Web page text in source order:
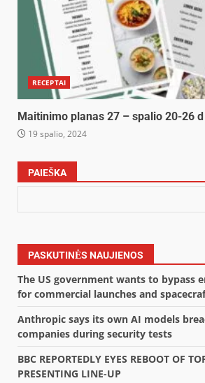
RECEPTAI
Maitinimo planas 27 – spalio 20-26 d
19 spalio, 2024
PAIEŠKA
PASKUTINĖS NAUJIENOS
The US government wants to bypass
for commercial launches and
Anthropic says its own AI models
companies during security tests
BBC REPORTEDLY EYES REBOOT OF
PRESENTING LINE-UP